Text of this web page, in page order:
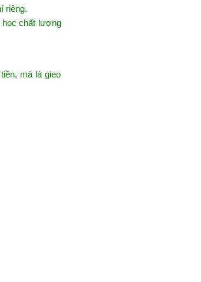
riêng.
học chất lượng
mà là gieo